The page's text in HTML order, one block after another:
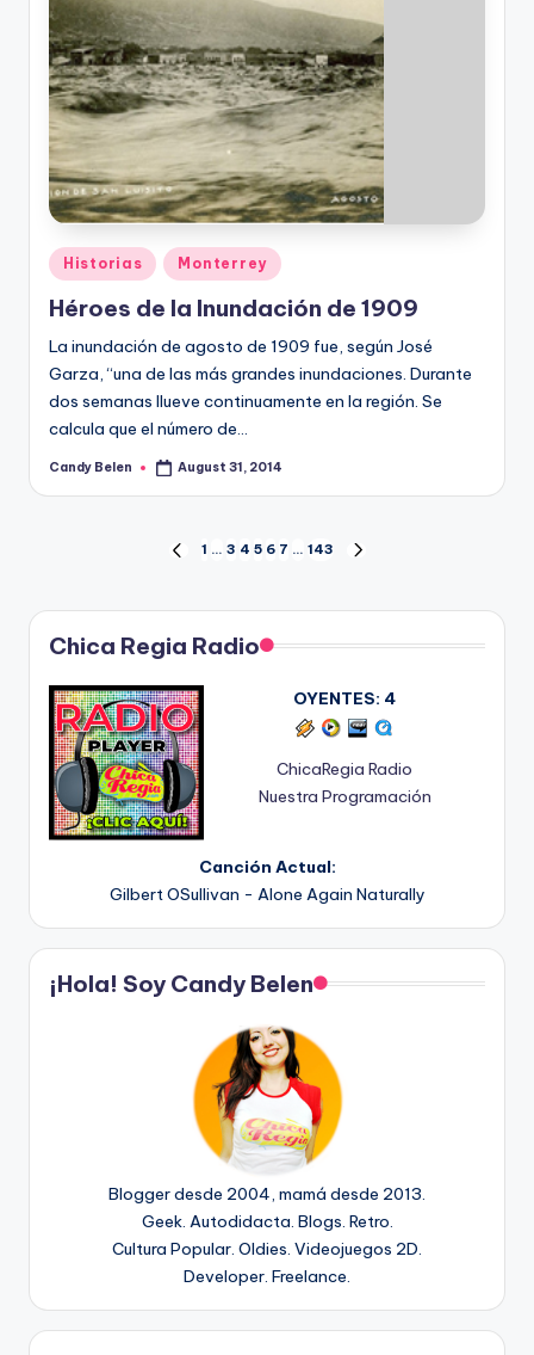
Posted
in
Historias Monterrey
Héroes de la Inundación de 1909
La inundación de agosto de 1909 fue, según José
Garza, “una de las más grandes inundaciones. Durante
dos semanas llueve continuamente en la región. Se
calcula que el número de…
Posted
Candy Belen August 31, 2014
pagination
PREVIOUS
1 … 3 4 5 6 7 … 143
Chica Regia Radio
OYENTES: 4
ChicaRegia Radio
Nuestra Programación
Canción Actual:
Gilbert OSullivan - Alone Again Naturally
¡Hola! Soy Candy Belen
Blogger desde 2004, mamá desde 2013.
Geek. Autodidacta. Blogs. Retro.
Cultura Popular. Oldies. Videojuegos 2D.
Developer. Freelance.